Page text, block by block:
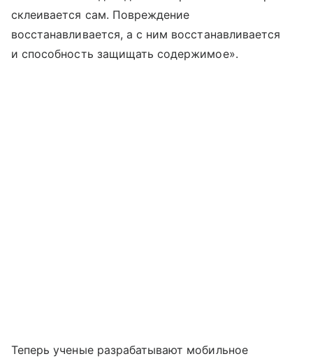
склеивается сам. Повреждение
восстанавливается, а с ним восстанавливается
и способность защищать содержимое».
Теперь ученые разрабатывают мобильное